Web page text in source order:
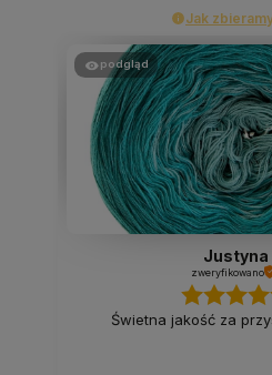
Jak
podgląd
Justyna
zweryfikowano
Świetna jakość za